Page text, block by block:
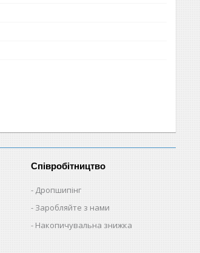
Співробітництво
Дропшипінг
Заробляйте з нами
Накопичувальна знижка